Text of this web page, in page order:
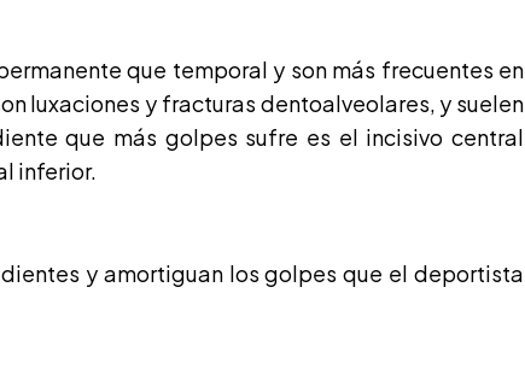
que temporal y son más frecuentes en
luxaciones y fracturas dentoalveolares, y suelen
que más golpes sufre es el incisivo central
inferior.
y amortiguan los golpes que el deportista